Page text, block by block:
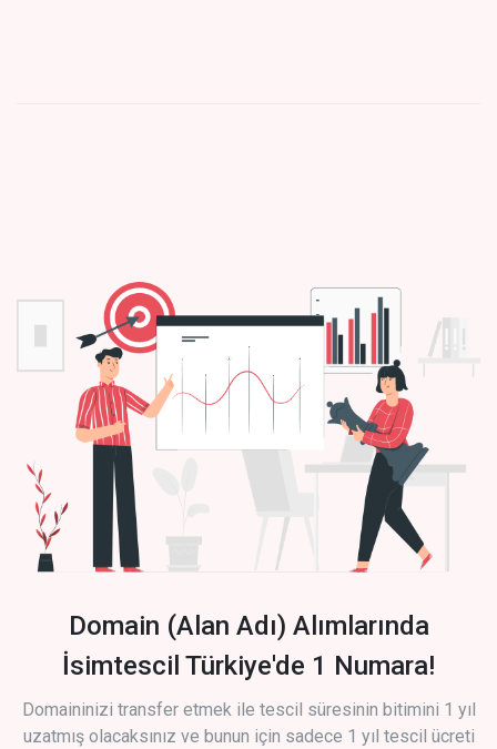
Domain (Alan Adı) Alımlarında
İsimtescil Türkiye'de 1 Numara!
Domaininizi transfer etmek ile tescil süresinin bitimini 1 yıl
uzatmış olacaksınız ve bunun için sadece 1 yıl tescil ücreti